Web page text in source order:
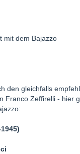
mit dem Bajazzo
den gleichfalls
Franco Zeffirelli - hier